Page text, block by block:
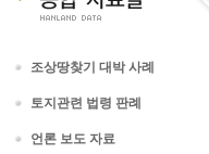
조상땅찾기 대박 사례
토지관련 법령 판례
언론 보도 자료